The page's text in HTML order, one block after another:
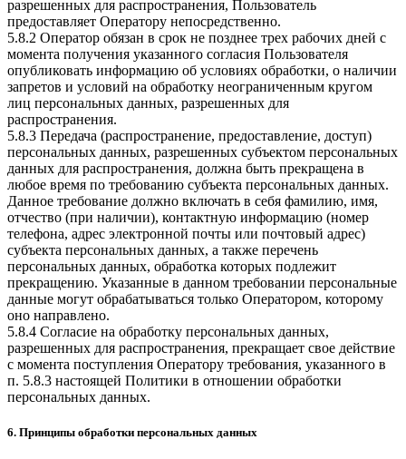
разрешенных для распространения, Пользователь
предоставляет Оператору непосредственно.
5.8.2 Оператор обязан в срок не позднее трех рабочих дней с
момента получения указанного согласия Пользователя
опубликовать информацию об условиях обработки, о наличии
запретов и условий на обработку неограниченным кругом
лиц персональных данных, разрешенных для
распространения.
5.8.3 Передача (распространение, предоставление, доступ)
персональных данных, разрешенных субъектом персональных
данных для распространения, должна быть прекращена в
любое время по требованию субъекта персональных данных.
Данное требование должно включать в себя фамилию, имя,
отчество (при наличии), контактную информацию (номер
телефона, адрес электронной почты или почтовый адрес)
субъекта персональных данных, а также перечень
персональных данных, обработка которых подлежит
прекращению. Указанные в данном требовании персональные
данные могут обрабатываться только Оператором, которому
оно направлено.
5.8.4 Согласие на обработку персональных данных,
разрешенных для распространения, прекращает свое действие
с момента поступления Оператору требования, указанного в
п. 5.8.3 настоящей Политики в отношении обработки
персональных данных.
6. Принципы обработки персональных данных